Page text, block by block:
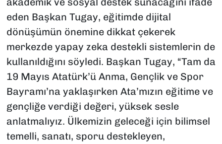
eden Başkan Tugay, eğitimde dijital
dönüşümün önemine dikkat çekerek
merkezde yapay zeka destekli sistemlerin de
kullanıldığını söyledi. Başkan Tugay, “Tam da
19 Mayıs Atatürk’ü Anma, Gençlik ve Spor
Bayramı’na yaklaşırken Ata’mızın eğitime ve
gençliğe verdiği değeri, yüksek sesle
anlatmalıyız. Ülkemizin geleceği için bilimsel
temelli, sanatı, sporu destekleyen,